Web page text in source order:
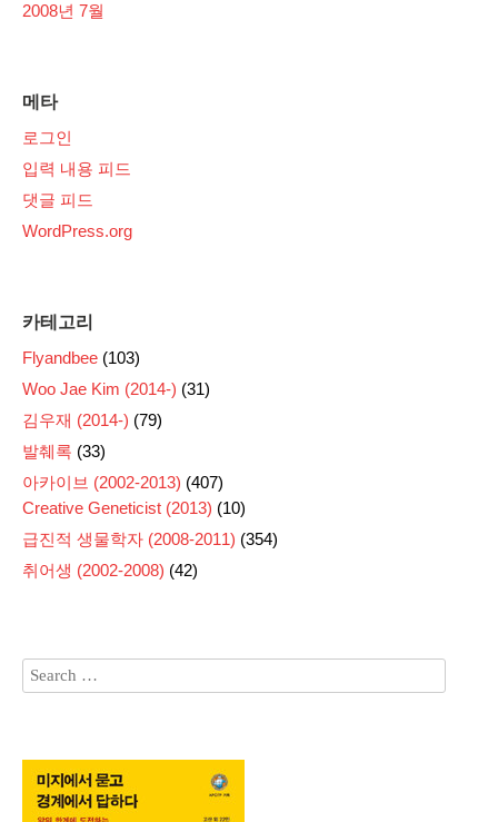
2008년 7월
메타
로그인
입력 내용 피드
댓글 피드
WordPress.org
카테고리
Flyandbee (103)
Woo Jae Kim (2014-) (31)
김우재 (2014-) (79)
발췌록 (33)
아카이브 (2002-2013) (407)
Creative Geneticist (2013) (10)
급진적 생물학자 (2008-2011) (354)
취어생 (2002-2008) (42)